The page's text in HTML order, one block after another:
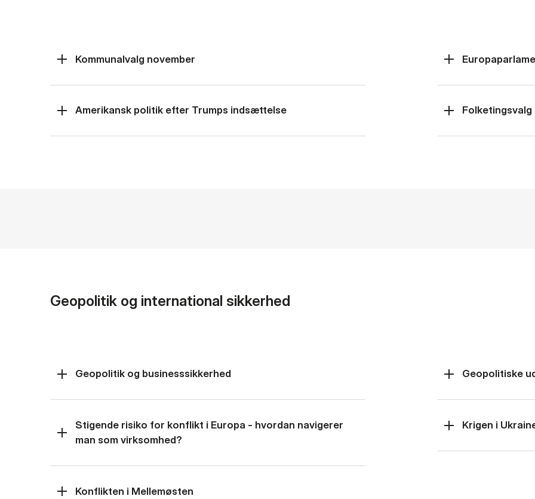
Kommunalvalg november
Amerikansk politik efter Trumps indsættelse Folketingsvalg
Geopolitik og international sikkerhed
Geopolitik og businesssikkerhed
Stigende risiko for konflikt i Europa - hvordan navigerer
man som virksomhed?
Konflikten i Mellemøsten
Geopolitiske
Krigen i